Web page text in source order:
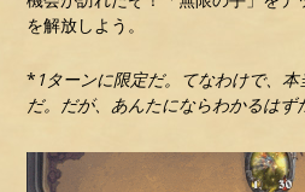
を解放しよう。
* 1ターンに限定だ。てなわけで、
だ。だが、あんたにならわかるはず